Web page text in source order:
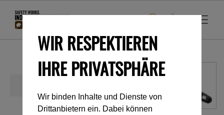
WIR RESPEKTIEREN
IHRE PRIVATSPHÄRE
Wir binden Inhalte und Dienste von
Drittanbietern ein. Dabei können